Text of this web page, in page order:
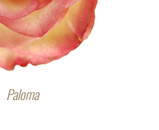
Paloma